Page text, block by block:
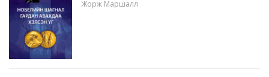
Жорж Маршалл